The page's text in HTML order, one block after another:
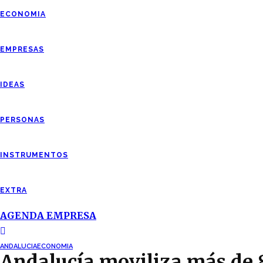
ECONOMIA
EMPRESAS
IDEAS
PERSONAS
INSTRUMENTOS
EXTRA
AGENDA EMPRESA
ANDALUCIAECONOMIA